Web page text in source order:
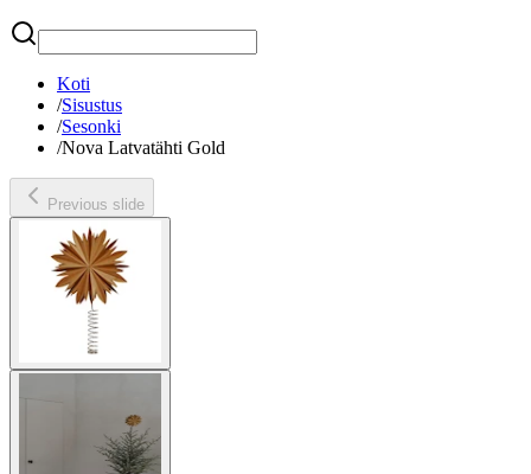
Etsi
Koti
/Sisustus
/Sesonki
/Nova Latvatähti Gold
Previous slide